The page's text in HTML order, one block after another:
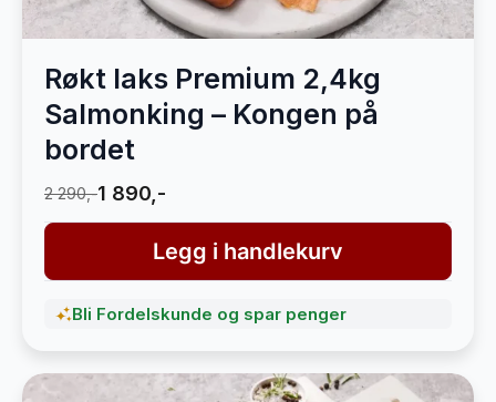
Røkt laks Premium 2,4kg
Salmonking – Kongen på
bordet
2 290,-1 890,-
Legg i handlekurv
Bli Fordelskunde og spar penger